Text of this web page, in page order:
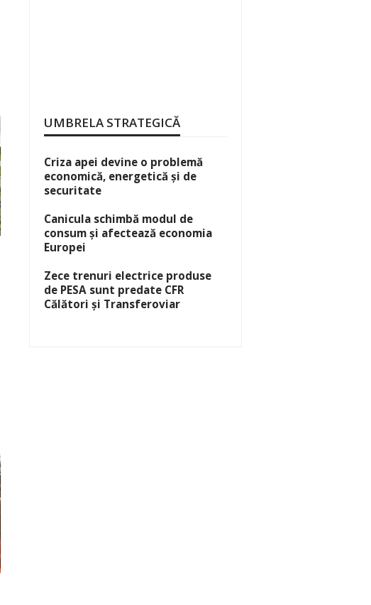
UMBRELA STRATEGICĂ
Criza apei devine o problemă
economică, energetică și de
securitate
Canicula schimbă modul de
consum și afectează economia
Europei
Zece trenuri electrice produse
de PESA sunt predate CFR
Călători și Transferoviar